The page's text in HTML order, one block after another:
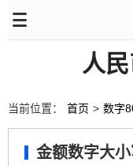
人
当前位置： 首页 > 数字
金额数字大